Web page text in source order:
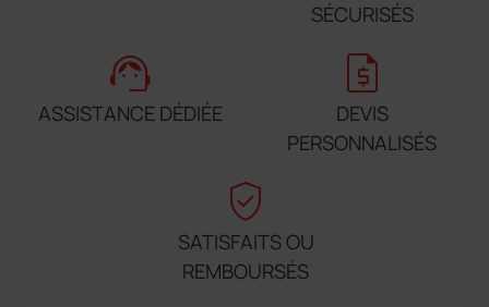
SÉCURISÉS
support_agent
ASSISTANCE DÉDIÉE
request_quote
DEVIS
PERSONNALISÉS
verified_user
SATISFAITS OU
REMBOURSÉS